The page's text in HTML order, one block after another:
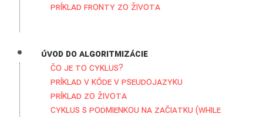
Príklad fronty zo života
Úvod do algoritmizácie
Čo je to cyklus?
Príklad v kóde v pseudojazyku
Príklad zo života
Cyklus s podmienkou na začiatku (while